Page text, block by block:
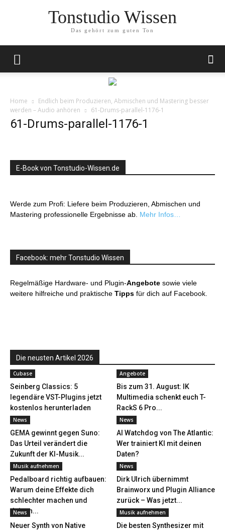
Tonstudio Wissen
Das gehört zum guten Ton
Home
Endlich beim Produzieren, Abmischen und Mastering besser
werden – Audio anhören
61-Drums-parallel-1176-1
61-Drums-parallel-1176-1
E-Book von Tonstudio-Wissen.de
Werde zum Profi: Liefere beim Produzieren, Abmischen und
Mastering professionelle Ergebnisse ab. Mehr Infos…
Facebook: mehr Tonstudio Wissen
Regelmäßige Hardware- und Plugin-Angebote sowie viele
weitere hilfreiche und praktische Tipps für dich auf Facebook.
Die neusten Artikel 2026
Cubase
Seinberg Classics: 5
legendäre VST-Plugins jetzt
kostenlos herunterladen
Angebote
Bis zum 31. August: IK
Multimedia schenkt euch T-
RackS 6 Pro...
News
GEMA gewinnt gegen Suno:
Das Urteil verändert die
Zukunft der KI-Musik...
News
AI Watchdog von The Atlantic:
Wer trainiert KI mit deinen
Daten?
Musik aufnehmen
Pedalboard richtig aufbauen:
Warum deine Effekte dich
schlechter machen und
deinen...
News
Dirk Ulrich übernimmt
Brainworx und Plugin Alliance
zurück – Was jetzt...
News
Neuer Synth von Native
Musik aufnehmen
Die besten Synthesizer mit